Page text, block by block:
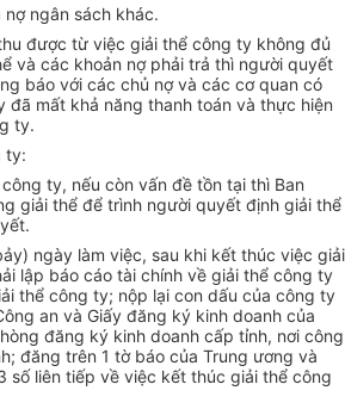
ngân sách khác.
được từ việc giải thể công ty không đủ
và các khoản nợ phải trả thì người quyết
báo với các chủ nợ và các cơ quan có
đã mất khả năng thanh toán và thực hiện
ty.
ty:
ty, nếu còn vấn đề tồn tại thì Ban
giải thể để trình người quyết định giải thể
ngày làm việc, sau khi kết thúc việc giải
lập báo cáo tài chính về giải thể công ty
thể công ty; nộp lại con dấu của công ty
an và Giấy đăng ký kinh doanh của
đăng ký kinh doanh cấp tỉnh, nơi công
đăng trên 1 tờ báo của Trung ương và
số liên tiếp về việc kết thúc giải thể công